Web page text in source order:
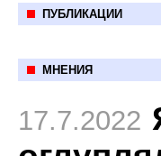
ПУБЛИКАЦИИ
МНЕНИЯ
17.7.2022